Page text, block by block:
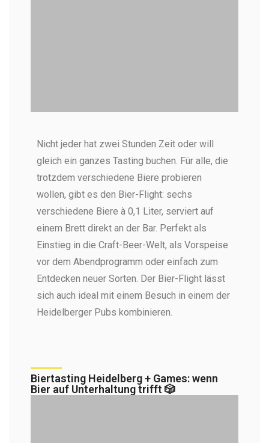
Heidelberg
Das schmeckt einfach Heerlijk! (Foto: Heerlijk
Heidelberg)
Nicht jeder hat zwei Stunden Zeit oder will
gleich ein ganzes Tasting buchen. Für alle, die
trotzdem verschiedene Biere probieren
wollen, gibt es den Bier-Flight: sechs
verschiedene Biere à 0,1 Liter, serviert auf
einem Brett direkt an der Bar. Perfekt als
Einstieg in die Craft-Beer-Welt, als Vorspeise
vor dem Abendprogramm oder einfach zum
Entdecken neuer Sorten. Der Bier-Flight lässt
sich auch ideal mit einem Besuch in einem der
Heidelberger Pubs kombinieren.
Biertasting Heidelberg + Games: wenn
Bier auf Unterhaltung trifft 🎲